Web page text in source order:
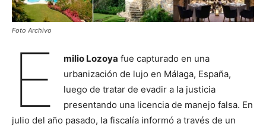
Foto Archivo
E milio Lozoya fue capturado en una
urbanización de lujo en Málaga, España,
luego de tratar de evadir a la justicia
presentando una licencia de manejo falsa. En
julio del año pasado, la fiscalía informó a través de un